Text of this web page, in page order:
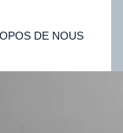
DE NOUS